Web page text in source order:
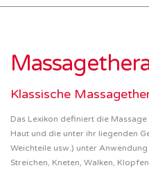
Klassische
Das Lexikon definiert die
Haut und die unter ihr liegenden
Weichteile usw.) unter
Streichen, Kneten, Walken,